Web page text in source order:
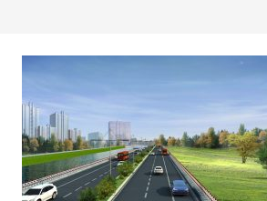
LIÊN HỆ
NHẬT KÝ CẬP NHẬT PHẦN MỀM